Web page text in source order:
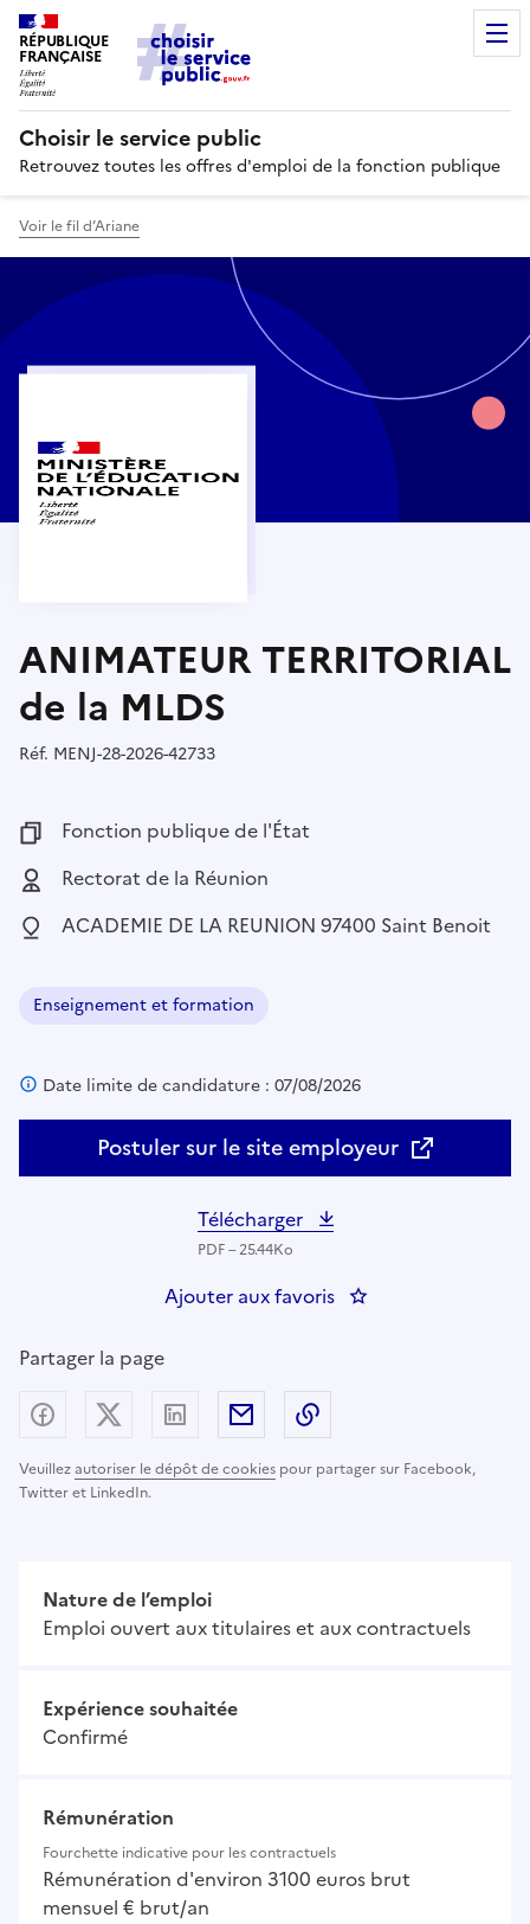
RÉPUBLIQUE
FRANÇAISE
Choisir le service public
Retrouvez toutes les offres d'emploi de la fonction publique
Voir le fil d’Ariane
ANIMATEUR TERRITORIAL
de la MLDS
Réf. Référence :
MENJ-28-2026-42733
Fonction publique :
Fonction publique de l'État
Employeur :
Rectorat de la Réunion
Localisation :
ACADEMIE DE LA REUNION 97400 Saint Benoit
Domaine :
Enseignement et formation
Postuler sur le site employeur
Date limite de candidature : 07/08/2026
Télécharger
PDF – 25.44Ko
Ajouter aux favoris : ANIMATEUR
Partager la page
Veuillezautoriser le dépôt de cookies pour partager sur Facebook,
Twitter et LinkedIn.
Partager sur Facebook
Partager sur X (anciennement Twitter) -
Partager sur LinkedIn
Partager par email
Nature de l’emploi
Emploi ouvert aux titulaires et aux contractuels
Expérience souhaitée
Confirmé
Rémunération
Fourchette indicative pour les contractuels
Rémunération d'environ 3100 euros brut
mensuel € brut/an